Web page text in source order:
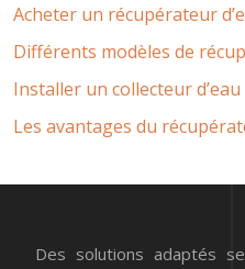
Acheter un récupérateur
Différents modèles de
Installer un collecteur
Les avantages du
Des solutions adaptés